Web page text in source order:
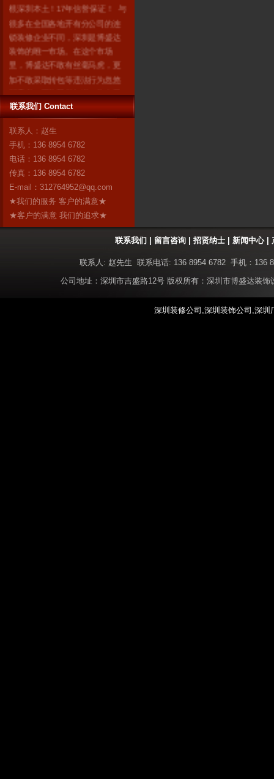
根深圳本土！17年信誉保证！ 与
很多在全国各地开有分公司的连
锁装修企业不同，深圳是博盛达
装饰的唯一市场。在这个市场
里，博盛达不敢有丝毫马虎，更
加不敢采取转包等违法行为忽悠
消费者。因为我们知道：失去了
深圳，就失去了博盛达的全
部！ 我们是深圳人，我们自豪！
作为深圳市装修行业领军企业的
博盛达装饰，对自己“深圳本土”这
个身份感到无比自豪。17年来，
博盛达
更多
联系我们 Contact
联系人：赵生
手机：136 8954 6782
电话：136 8954 6782
传真：136 8954 6782
E-mail： 312764952@qq.com
★我们的服务 客户的满意★
★客户的满意 我们的追求★
联系我们 留言咨询 招贤纳士 新闻中心|
联系人: 赵先生 联系电话: 136 8954 6782 手机：136
公司地址：深圳市吉盛路12号 版权所有：深圳市博盛达装
深圳装修公司,深圳装饰公司,深